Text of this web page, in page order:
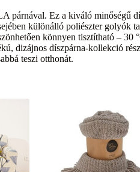
párnával. Ez a kiváló minőségű
különálló poliészter golyók
könnyen tisztítható – 30
dizájnos díszpárna-kollekció
teszi otthonát.